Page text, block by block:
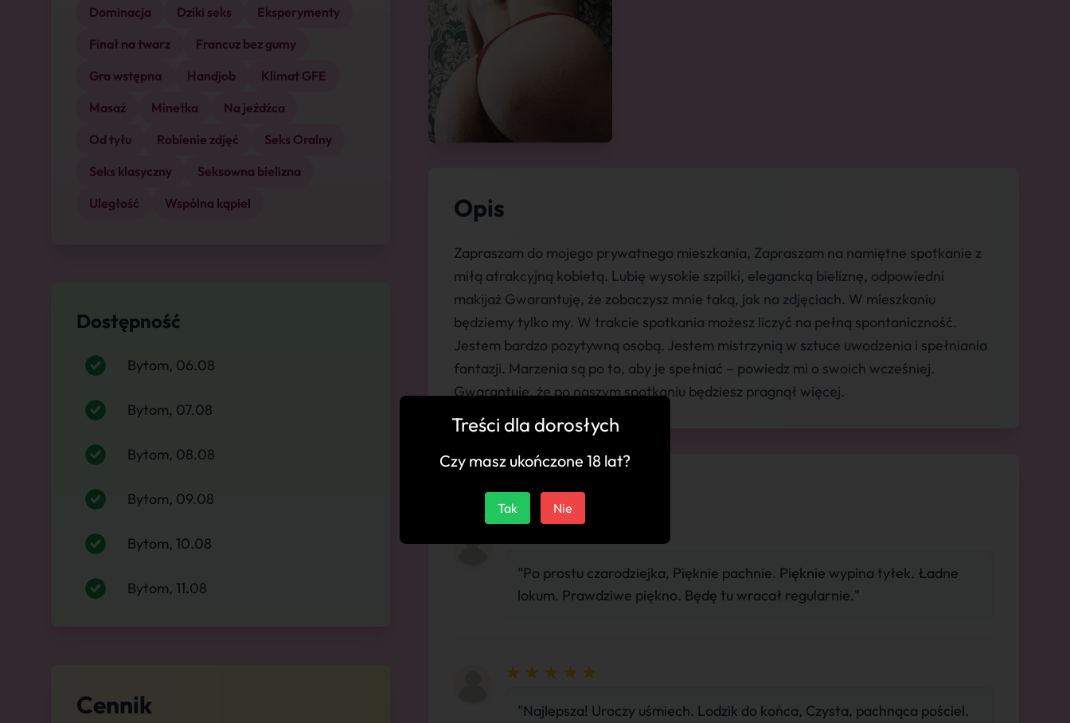
Dominacja Dziki seks
Eksperymenty
Finał na twarz
Francuz bez gumy
Gra wstępna
Handjob
Klimat GFE
Masaż
Minetka
Na jeźdźca
Od tyłu
Robienie zdjęć
Seks Oralny
Seks klasyczny
Seksowna bielizna
Uległość
Wspólna kąpiel
Dostępność
Bytom, 06.08
Bytom, 07.08
Bytom, 08.08
Bytom, 09.08
Bytom, 10.08
Bytom, 11.08
Cennik
Opis
Zapraszam do mojego prywatnego mieszkania, Zapraszam na namiętne spotkanie z
miłą atrakcyjną kobietą. Lubię wysokie szpilki, elegancką bieliznę, odpowiedni
makijaż Gwarantuję, że zobaczysz mnie taką, jak na zdjęciach. W mieszkaniu
będziemy tylko my. W trakcie spotkania możesz liczyć na pełną spontaniczność.
Jestem bardzo pozytywną osobą. Jestem mistrzynią w sztuce uwodzenia i spełniania
fantazji. Marzenia są po to, aby je spełniać – powiedz mi o swoich wcześniej.
Gwarantuję, że po naszym spotkaniu będziesz pragnął więcej.
💬 Komentarze
"Po prostu czarodziejka, Pięknie pachnie. Pięknie wypina tyłek. Ładne
lokum. Prawdziwe piękno. Będę tu wracał regularnie."
"Najlepsza! Uroczy uśmiech. Lodzik do końca, Czysta, pachnąca pościel.
Treści dla dorosłych
Czy masz ukończone 18 lat?
Tak Nie